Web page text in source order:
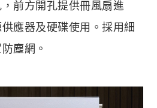
前方開孔提供冊風扇進
應器及硬碟使用。採用細
塵網。